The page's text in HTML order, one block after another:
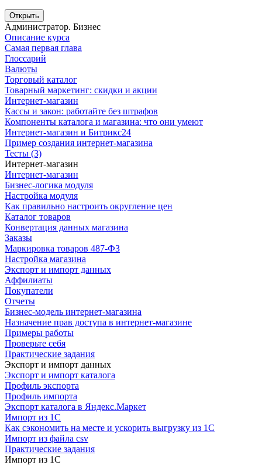
Открыть
Администратор. Бизнес
Описание курса
Самая первая глава
Глоссарий
Валюты
Торговый каталог
Товарный маркетинг: скидки и акции
Интернет-магазин
Кассы и закон: работайте без штрафов
Компоненты каталога и магазина: что они умеют
Интернет-магазин и Битрикс24
Пример создания интернет-магазина
Тесты (3)
Интернет-магазин
Интернет-магазин
Бизнес-логика модуля
Настройка модуля
Как правильно настроить округление цен
Каталог товаров
Конвертация данных магазина
Заказы
Маркировка товаров 487-ФЗ
Настройка магазина
Экспорт и импорт данных
Аффилиаты
Покупатели
Отчеты
Бизнес-модель интернет-магазина
Назначение прав доступа в интернет-магазине
Примеры работы
Проверьте себя
Практические задания
Экспорт и импорт данных
Экспорт и импорт каталога
Профиль экспорта
Профиль импорта
Экспорт каталога в Яндекс.Маркет
Импорт из 1С
Как сэкономить на месте и ускорить выгрузку из 1С
Импорт из файла csv
Практические задания
Импорт из 1С